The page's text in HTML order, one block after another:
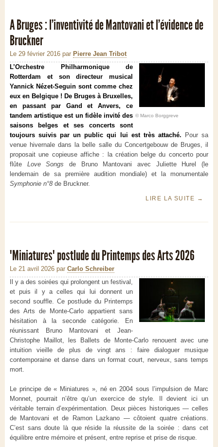
A Bruges : l’inventivité de Mantovani et l’évidence de
Bruckner
Le 29 février 2016 par Pierre Jean Tribot
© Marco Borggreve
L’Orchestre Philharmonique de
Rotterdam et son directeur musical
Yannick Nézet-Seguin sont comme chez
eux en Belgique ! De Bruges à Bruxelles,
en passant par Gand et Anvers, ce
tandem artistique est un fidèle invité des
saisons belges et ses concerts sont
toujours suivis par un public qui lui est très attaché. Pour sa
venue hivernale dans la belle salle du Concertgebouw de Bruges, il
proposait une copieuse affiche : la création belge du concerto pour
flûte Love Songs de Bruno Mantovani avec Juliette Hurel (le
lendemain de sa première audition mondiale) et la monumentale
Symphonie n°8 de Bruckner.
LIRE LA SUITE →
"Miniatures" postlude du Printemps des Arts 2026
Le 21 avril 2026 par Carlo Schreiber
Il y a des soirées qui prolongent un festival,
et puis il y a celles qui lui donnent un
second souffle. Ce postlude du Printemps
des Arts de Monte-Carlo appartient sans
hésitation à la seconde catégorie. En
réunissant Bruno Mantovani et Jean-
Christophe Maillot, les Ballets de Monte-Carlo renouent avec une
intuition vieille de plus de vingt ans : faire dialoguer musique
contemporaine et danse dans un format court, nerveux, sans temps
mort.
Le principe de « Miniatures », né en 2004 sous l’impulsion de Marc
Monnet, pourrait n’être qu’un exercice de style. Il devient ici un
véritable terrain d’expérimentation. Deux pièces historiques — celles
de Mantovani et de Ramon Lazkano — côtoient quatre créations.
C’est sans doute là que réside la réussite de la soirée : dans cet
équilibre entre mémoire et présent, entre reprise et prise de risque.